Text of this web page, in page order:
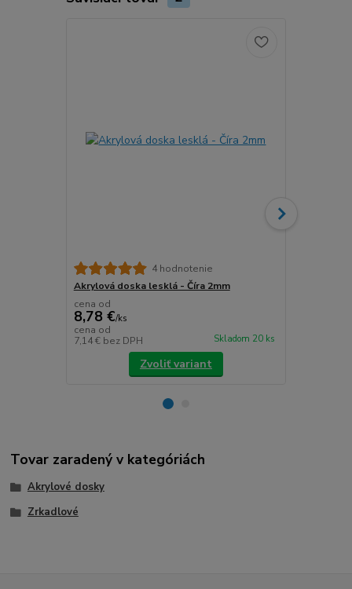
4 hodnotenie
Akrylová doska lesklá - Číra 2mm
cena od
8,78 €/ks
cena od
7,14 € bez DPH Skladom 20 ks
Zvoliť variant
Tovar zaradený v kategóriách
Akrylové dosky
Zrkadlové